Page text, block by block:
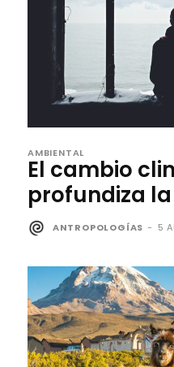
AMBIENTAL
El cambio
profundiza
ANTROPOLOGÍAS - 5